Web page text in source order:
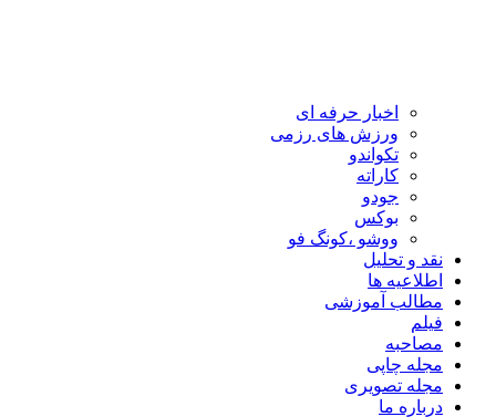
اخبار حرفه ای
ورزش های رزمی
تکواندو
کاراته
جودو
بوکس
ووشو ،کونگ فو
نقد و تحلیل
اطلاعیه ها
مطالب آموزشی
فیلم
مصاحبه
مجله چاپی
مجله تصویری
درباره ما